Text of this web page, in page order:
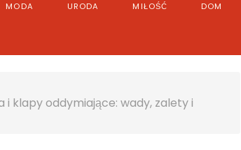
MODA URODA MIŁOŚĆ DOM
klapy oddymiające: wady, zalety i